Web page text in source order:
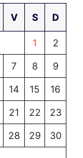
V S D
1
2
7 8
9
14 15
16
21 22
23
28 29
30